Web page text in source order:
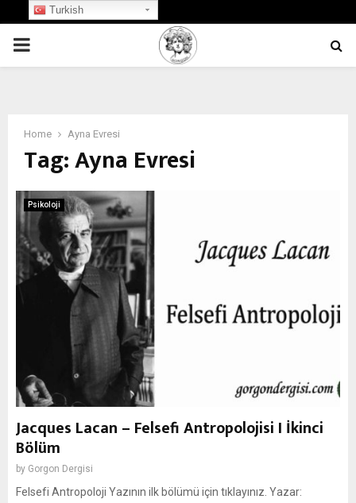
PRIMARY
Home Ayna Evresi
Tag:Ayna Evresi
Psikoloji
Jacques Lacan – Felsefi Antropolojisi I İkinci
Bölüm
by Gorgon Dergisi
Felsefi Antropoloji Yazının ilk bölümü için tıklayınız. Yazar:
Turkish